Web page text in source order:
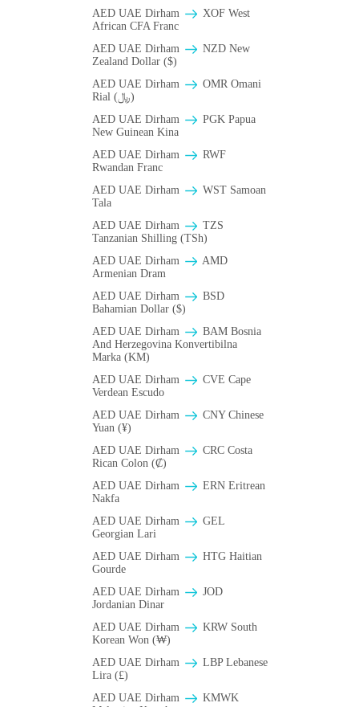
AED UAE Dirham
XOF West
African CFA Franc
AED UAE Dirham
NZD New
Zealand Dollar ($)
AED UAE Dirham
OMR Omani
Rial (﷼)
AED UAE Dirham
PGK Papua
New Guinean Kina
AED UAE Dirham
RWF
Rwandan Franc
AED UAE Dirham
WST Samoan
Tala
AED UAE Dirham
TZS
Tanzanian Shilling (TSh)
AED UAE Dirham
AMD
Armenian Dram
AED UAE Dirham
BSD
Bahamian Dollar ($)
AED UAE Dirham
BAM Bosnia
And Herzegovina Konvertibilna
Marka (KM)
AED UAE Dirham
CVE Cape
Verdean Escudo
AED UAE Dirham
CNY Chinese
Yuan (¥)
AED UAE Dirham
CRC Costa
Rican Colon (₡)
AED UAE Dirham
ERN Eritrean
Nakfa
AED UAE Dirham
GEL
Georgian Lari
AED UAE Dirham
HTG Haitian
Gourde
AED UAE Dirham
JOD
Jordanian Dinar
AED UAE Dirham
KRW South
Korean Won (₩)
AED UAE Dirham
LBP Lebanese
Lira (£)
AED UAE Dirham
ΚMWK